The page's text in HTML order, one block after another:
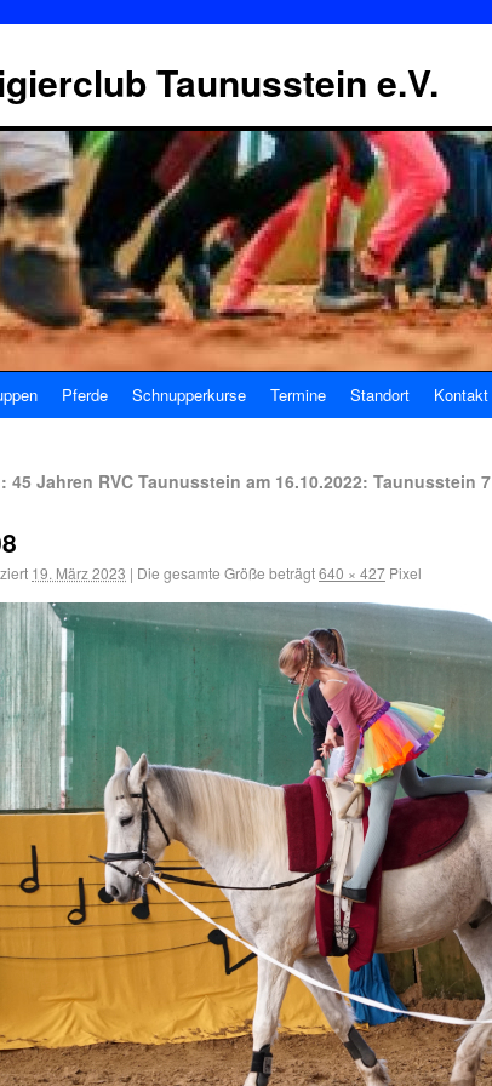
Taunusstein e.V.
Pferde Schnupperkurse Termine Standort Kontakt
45 Jahren RVC Taunusstein am 16.10.2022: Taunusstein 7
19. März 2023 | Die gesamte Größe beträgt640 × 427 Pixel